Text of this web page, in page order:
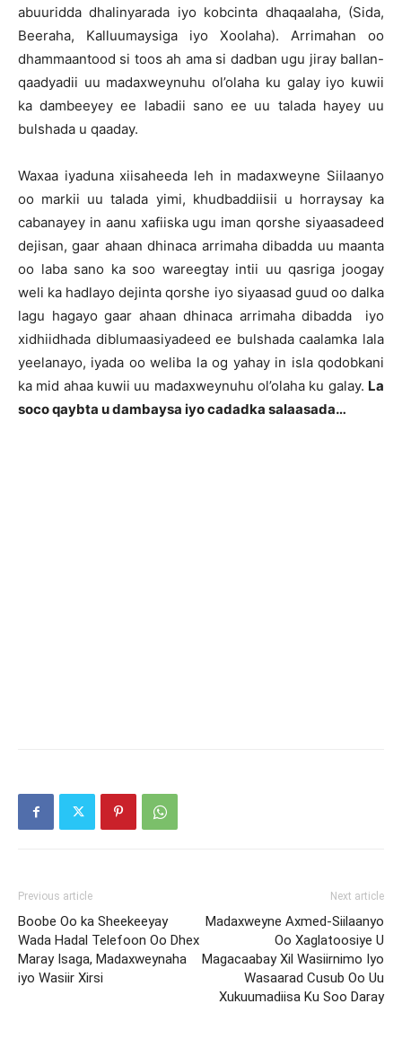
abuuridda dhalinyarada iyo kobcinta dhaqaalaha, (Sida,
Beeraha, Kalluumaysiga iyo Xoolaha). Arrimahan oo
dhammaantood si toos ah ama si dadban ugu jiray ballan-
qaadyadii uu madaxweynuhu ol’olaha ku galay iyo kuwii
ka dambeeyey ee labadii sano ee uu talada hayey uu
bulshada u qaaday.
Waxaa iyaduna xiisaheeda leh in madaxweyne Siilaanyo
oo markii uu talada yimi, khudbaddiisii u horraysay ka
cabanayey in aanu xafiiska ugu iman qorshe siyaasadeed
dejisan, gaar ahaan dhinaca arrimaha dibadda uu maanta
oo laba sano ka soo wareegtay intii uu qasriga joogay
weli ka hadlayo dejinta qorshe iyo siyaasad guud oo dalka
lagu hagayo gaar ahaan dhinaca arrimaha dibadda iyo
xidhiidhada diblumaasiyadeed ee bulshada caalamka lala
yeelanayo, iyada oo weliba la og yahay in isla qodobkani
ka mid ahaa kuwii uu madaxweynuhu ol’olaha ku galay. La
soco qaybta u dambaysa iyo cadadka salaasada…
Previous article
Boobe Oo ka Sheekeeyay
Wada Hadal Telefoon Oo Dhex
Maray Isaga, Madaxweynaha
iyo Wasiir Xirsi
Next article
Madaxweyne Axmed-Siilaanyo
Oo Xaglatoosiye U
Magacaabay Xil Wasiirnimo Iyo
Wasaarad Cusub Oo Uu
Xukuumadiisa Ku Soo Daray